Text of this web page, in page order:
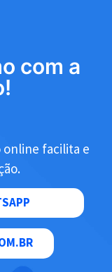
com a
facilita e